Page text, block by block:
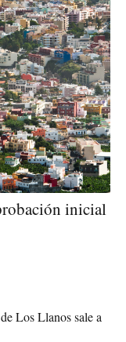
inicial
Los Llanos sale a